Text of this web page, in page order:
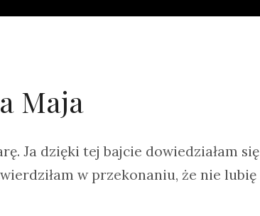
Maja
Ja dzięki tej bajcie dowiedziałam się
w przekonaniu, że nie lubię